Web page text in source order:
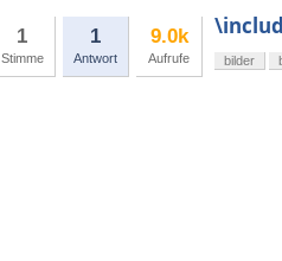
1
Stimme
1
Antwort
9.0k
Aufrufe bilder